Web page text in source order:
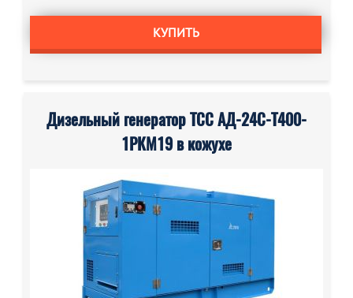
КУПИТЬ
Дизельный генератор ТСС АД-24С-Т400-
1РКМ19 в кожухе